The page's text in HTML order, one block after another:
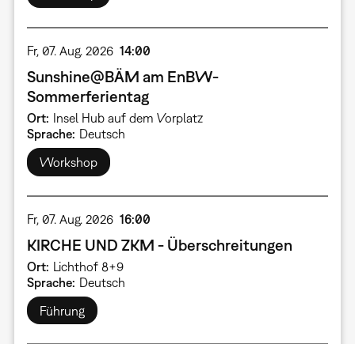
Fr, 07. Aug. 2026 14:00
Sunshine@BÄM am EnBW-
Sommerferientag
Ort
Insel Hub auf dem Vorplatz
Sprache
Deutsch
Workshop
Fr, 07. Aug. 2026 16:00
KIRCHE UND ZKM - Überschreitungen
Ort Lichthof 8+9
Sprache Deutsch
Führung